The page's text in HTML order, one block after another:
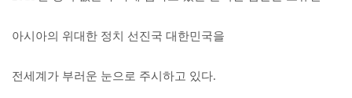
아시아의 위대한 정치 선진국 대한민국을
전세계가 부러운 눈으로 주시하고 있다.